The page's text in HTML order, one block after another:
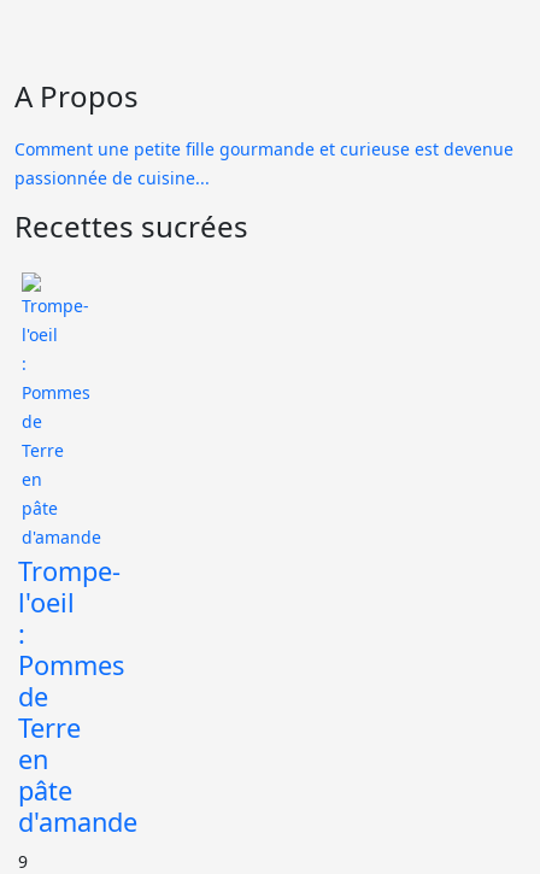
A Propos
Comment une petite fille gourmande et curieuse est devenue
passionnée de cuisine...
Recettes sucrées
Trompe-
l'oeil
:
Pommes
de
Terre
en
pâte
d'amande
9